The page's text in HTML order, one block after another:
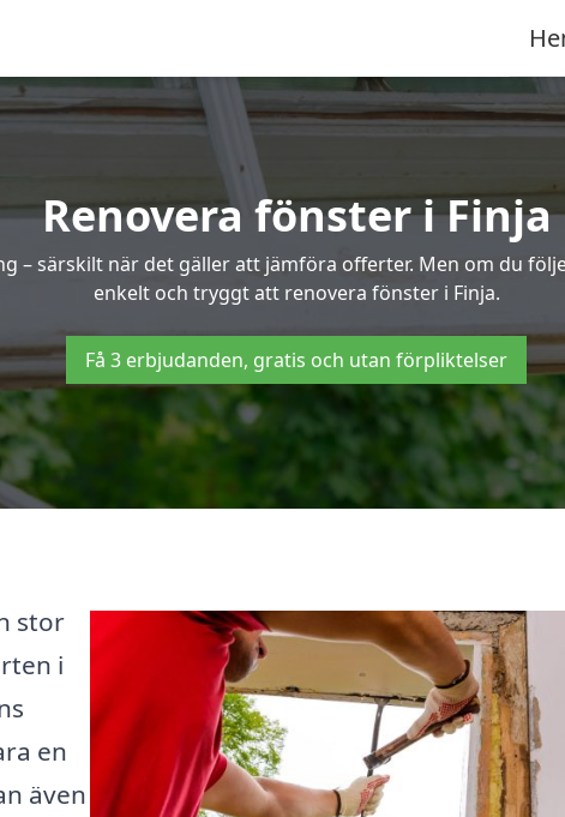
Renovera fönster i Finja
– särskilt när det gäller att jämföra offerter. Men om du
enkelt och tryggt att renovera fönster i Finja.
Få 3 erbjudanden, gratis och utan förpliktelser
stor
i
en
även